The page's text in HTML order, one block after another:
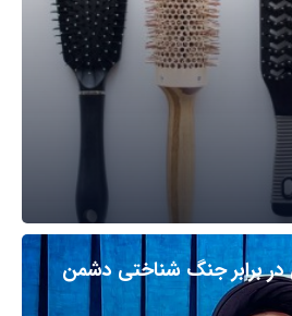
در برابر جنگ شناختی دشمن